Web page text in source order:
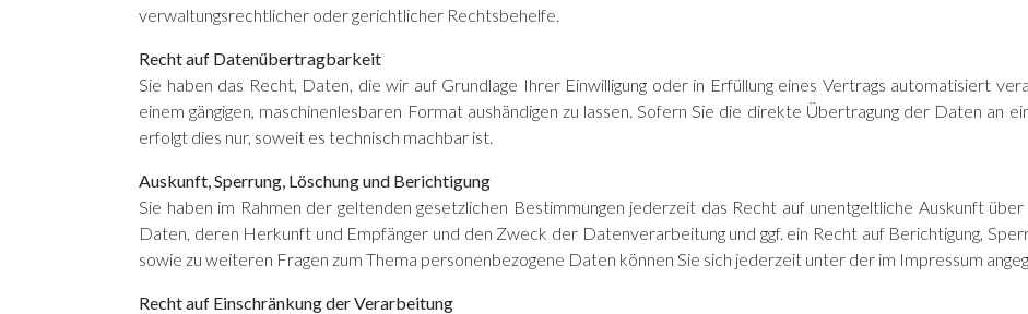
verwaltungsrechtlicher oder gerichtlicher Rechtsbehelfe.
Recht auf Datenübertragbarkeit
Sie haben das Recht, Daten, die wir auf Grundlage Ihrer Einwilligung oder in Erfüllung eines Vertrags automatisiert
einem gängigen, maschinenlesbaren Format aushändigen zu lassen. Sofern Sie die direkte Übertragung der Daten an
erfolgt dies nur, soweit es technisch machbar ist.
Auskunft, Sperrung, Löschung und Berichtigung
Sie haben im Rahmen der geltenden gesetzlichen Bestimmungen jederzeit das Recht auf unentgeltliche Auskunft
Daten, deren Herkunft und Empfänger und den Zweck der Datenverarbeitung und ggf. ein Recht auf Berichtigung,
sowie zu weiteren Fragen zum Thema personenbezogene Daten können Sie sich jederzeit unter der im Impressum
Recht auf Einschränkung der Verarbeitung